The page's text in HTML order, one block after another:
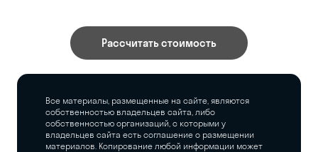
Рассчитать стоимость
Все материалы, размещенные на сайте, являются
собственностью владельцев сайта, либо
собственностью организаций, с которыми у
владельцев сайта есть соглашение о размещении
материалов. Копирование любой информации может